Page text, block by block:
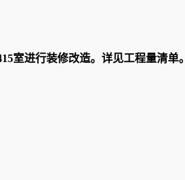
室进行装修改造。详见工程量清单。